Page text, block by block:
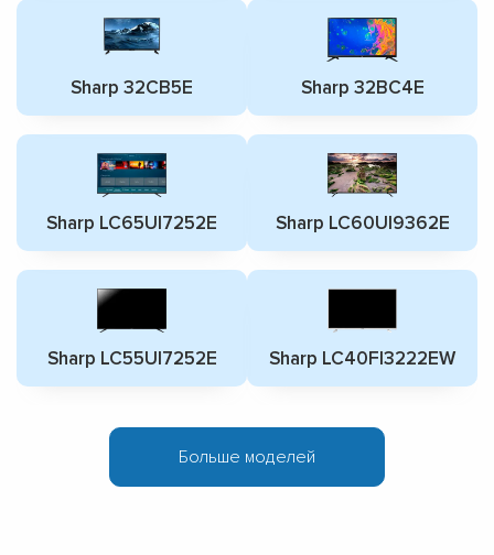
Sharp 32CB5E Sharp 32BC4E
Sharp LC65UI7252E Sharp LC60UI9362E
Sharp LC55UI7252E Sharp LC40FI3222EW
Больше моделей